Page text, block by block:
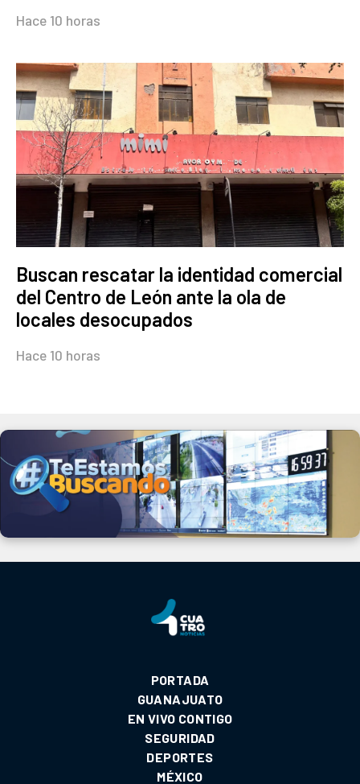
Hace 10 horas
Buscan rescatar la identidad comercial
del Centro de León ante la ola de
locales desocupados
Hace 10 horas
PORTADA
GUANAJUATO
EN VIVO CONTIGO
SEGURIDAD
DEPORTES
MÉXICO